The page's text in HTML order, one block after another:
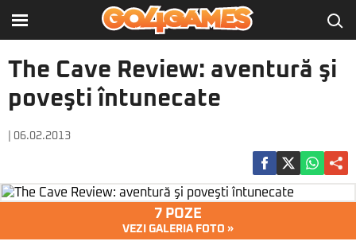
The Cave Review: aventură şi
poveşti întunecate
| 06.02.2013
7 POZE
VEZI GALERIA FOTO »